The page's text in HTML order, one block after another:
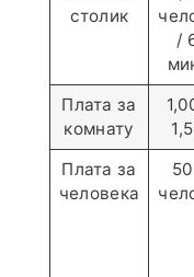
столик
/
Плата за
комнату
Плата за
человека